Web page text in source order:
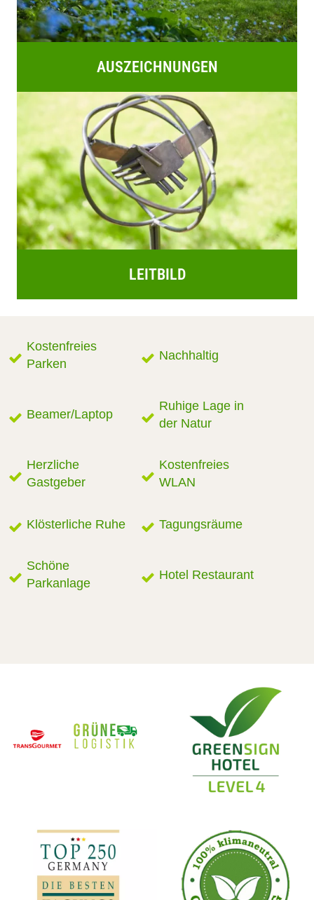
AUSZEICHNUNGEN
LEITBILD
Kostenfreies
Parken
Nachhaltig
Beamer/Laptop
Ruhige Lage in
der Natur
Herzliche
Gastgeber
Kostenfreies
WLAN
Klösterliche Ruhe Tagungsräume
Schöne
Parkanlage
Hotel Restaurant